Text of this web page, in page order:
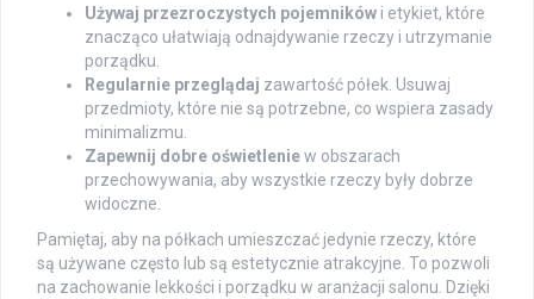
Używaj przezroczystych pojemników i etykiet, które
znacząco ułatwiają odnajdywanie rzeczy i utrzymanie
porządku.
Regularnie przeglądaj zawartość półek. Usuwaj
przedmioty, które nie są potrzebne, co wspiera zasady
minimalizmu.
Zapewnij dobre oświetleniew obszarach
przechowywania, aby wszystkie rzeczy były dobrze
widoczne.
Pamiętaj, aby na półkach umieszczać jedynie rzeczy, które
są używane często lub są estetycznie atrakcyjne. To pozwoli
na zachowanie lekkości i porządku w aranżacji salonu. Dzięki